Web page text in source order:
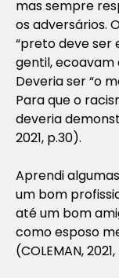
mas sempre
os adversários.
“preto deve ser
gentil, ecoavam
Deveria ser “o
Para que o
deveria
2021, p.30).
Aprendi
um bom
até um bom
como esposo
(COLEMAN,